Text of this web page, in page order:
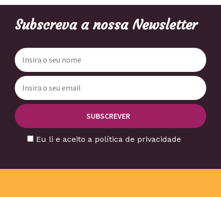
Subscreva a nossa Newsletter
Eu li e aceito a política de privacidade